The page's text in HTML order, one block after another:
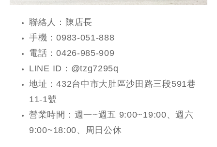
聯絡人：陳店長
手機：0983-051-888
電話：0426-985-909
LINE ID：@tzg7295q
地址：432台中市大肚區沙田路三段591巷
11-1號
營業時間：週一~週五 9:00~19:00、週六
9:00~18:00、周日公休